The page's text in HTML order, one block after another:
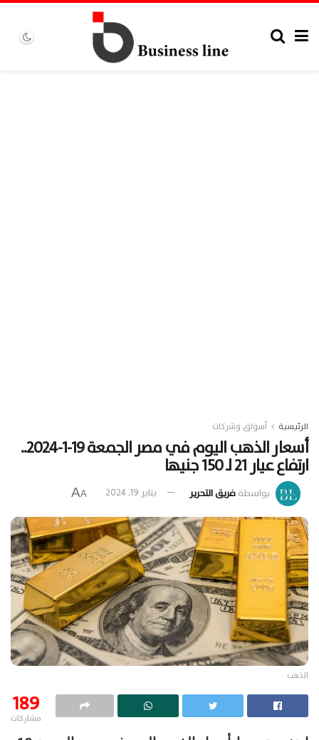
الرئيسية أسواق وشركات
أسعار الذهب اليوم في مصر الجمعة 19-1-2024..
ارتفاع عيار 21 لـ 150 جنيها
بواسطةفريق التحرير يناير 19, 2024 A
A
الذهب
189
مشاركات